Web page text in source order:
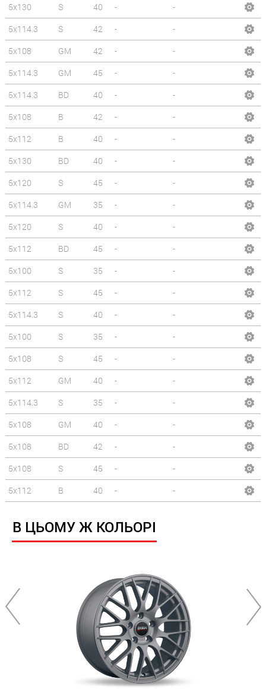
5x130
S 40 -
-
5x114.3
S 42 -
-
5x108
GM 42 -
-
5x114.3
GM 45 -
-
5x114.3
BD 40 -
-
5x108
B 42 -
-
5x112
B 40 -
-
5x130
BD 40 -
-
5x120
S 45 -
-
5x114.3
GM 35 -
-
5x120
S 40 -
-
5x112
BD 45 -
-
5x100
S 35 -
-
5x112
S 45 -
-
5x114.3
S 40 -
-
5x100
S 35 -
-
5x108
S 45 -
-
5x112
GM 40 -
-
5x114.3
S 35 -
-
5x108
GM 40 -
-
5x108
BD 42 -
-
5x108
S 45 -
-
5x112
B 40 - -
В ЦЬОМУ Ж КОЛЬОРІ